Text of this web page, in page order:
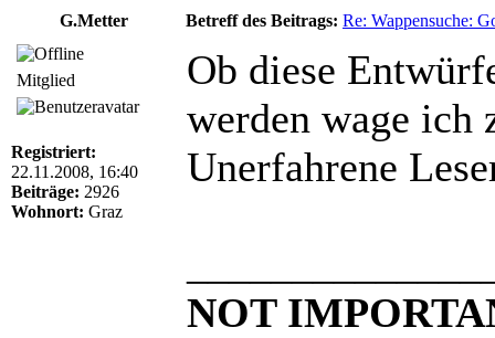
G.Metter
Betreff des Beitrags: Re: Wappensuche:
Mitglied
Registriert:
22.11.2008, 16:40
Beiträge: 2926
Wohnort: Graz
Ob diese
werden wage ich
Unerfahrene
NOT